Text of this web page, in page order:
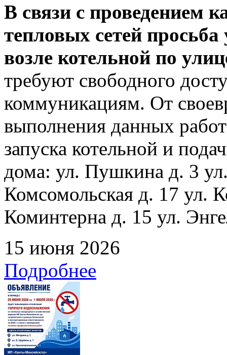
В связи с проведением
тепловых сетей
возле котельной по
требуют свободного
коммуникациям. От
выполнения данных
запуска котельной и
дома: ул. Пушкина д. 3
Комсомольская д. 17 ул.
Коминтерна д. 15 ул.
15 июня 2026
Подробнее